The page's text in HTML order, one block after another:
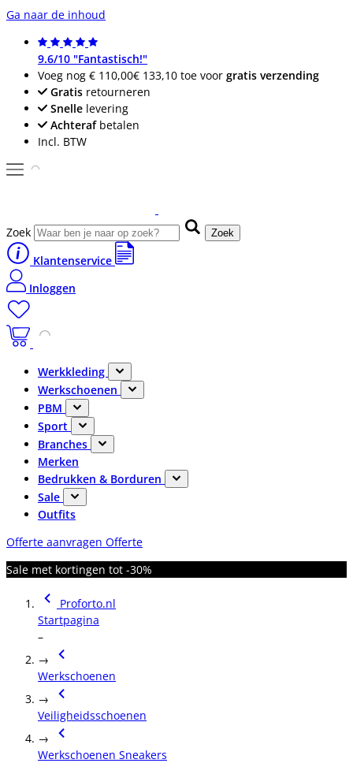
Ga naar de inhoud
9.6/10 "Fantastisch!"
Voeg nog € 110,00€ 133,10 toe voor gratis verzending
Gratis retourneren
Snelle levering
Achterafbetalen
Incl. BTW
Zoek Zoek
Klantenservice
Inloggen
Werkkleding
Werkschoenen
PBM
Sport
Branches
Merken
Bedrukken & Borduren
Sale
Outfits
Offerte aanvragen Offerte
Sale met kortingen tot -30%
Proforto.nl
Startpagina
–
→
Werkschoenen
→
Veiligheidsschoenen
→
Werkschoenen Sneakers